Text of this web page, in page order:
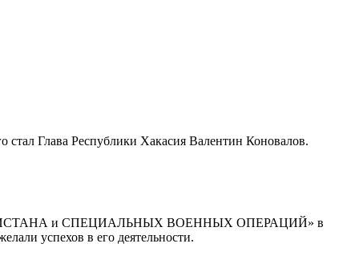
Глава Республики Хакасия Валентин Коновалов.
и СПЕЦИАЛЬНЫХ ВОЕННЫХ ОПЕРАЦИЙ» в
успехов в его деятельности.